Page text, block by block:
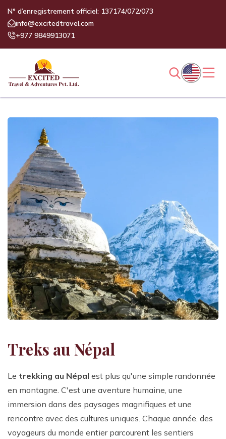
N° d’enregistrement officiel: 137174/072/073
info@excitedtravel.com
+977 9849913071
Treks au Népal
Le trekking au Népal est plus qu'une simple randonnée
en montagne. C'est une aventure humaine, une
immersion dans des paysages magnifiques et une
rencontre avec des cultures uniques. Chaque année, des
voyageurs du monde entier parcourent les sentiers